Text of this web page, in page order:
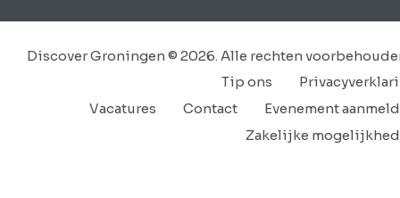
Discover Groningen © 2026. Alle rechten
Tip ons
Evenement
Contact
Vacatures
Zakelijke